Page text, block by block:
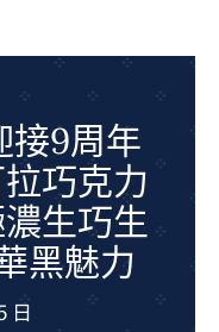
生活美學
室內設計
購屋指南
接9周年
巧克力
生巧生
黑魅力
日